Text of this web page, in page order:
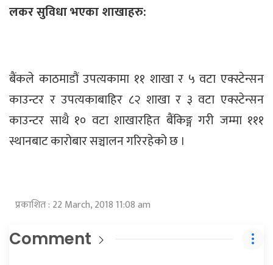
लकर सुविधा भएका शाखाहरु:
बैंकले काठमाडौं उपत्यकामा ११ शाखा र ५ वटा एक्स्टेन्सन
काउन्टर र उपत्यकाबाहिर ८२ शाखा र ३ वटा एक्स्टेन्सन
काउन्टर साथै १० वटा शाखारहित बैंकिङ्ग गरी जम्मा १११
स्थानबाट कारोबार सञ्चालन गरिरहेको छ ।
प्रकाशित : 22 March, 2018 11:08 am
Comment